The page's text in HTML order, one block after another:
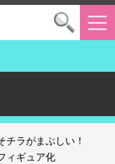
チラがまぶしい！
ィギュア化